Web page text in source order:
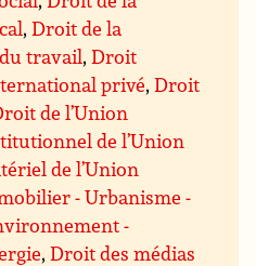
,Droit de la
travail,Droit
privé,Droit
de l’Union
de l’Union
de l’Union
- Urbanisme -
-
,Droit des médias